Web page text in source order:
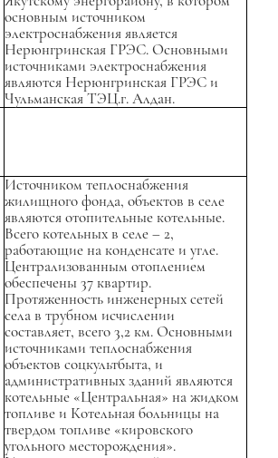
основным источником
электроснабжения является
Нерюнгринская ГРЭС. Основными
источниками электроснабжения
являются Нерюнгринская ГРЭС и
Чульманская ТЭЦ.г. Алдан.
Источником теплоснабжения
жилищного фонда, объектов в селе
являются отопительные котельные.
Всего котельных в селе – 2,
работающие на конденсате и угле.
Централизованным отоплением
обеспечены 37 квартир.
Протяженность инженерных сетей
села в трубном исчислении
составляет, всего 3,2 км. Основными
источниками теплоснабжения
объектов соцкультбыта, и
административных зданий являются
котельные «Центральная» на жидком
топливе и Котельная больницы на
твердом топливе «кировского
угольного месторождения».